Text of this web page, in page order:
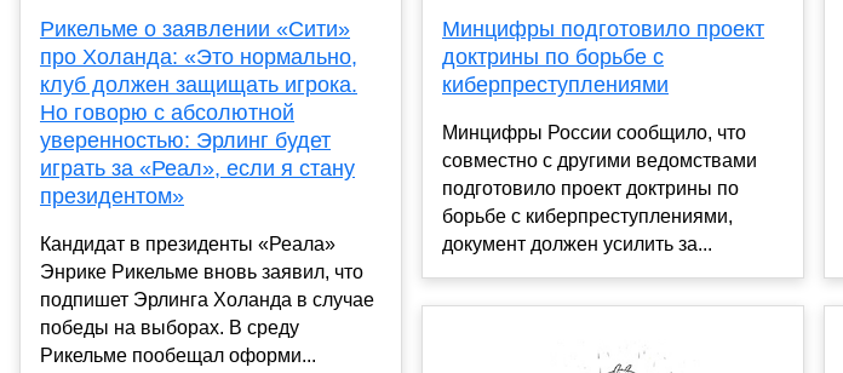
Рикельме о заявлении «Сити»
про Холанда: «Это нормально,
клуб должен защищать игрока.
Но говорю с абсолютной
уверенностью: Эрлинг будет
играть за «Реал», если я стану
президентом»
Кандидат в президенты «Реала»
Энрике Рикельме вновь заявил, что
подпишет Эрлинга Холанда в случае
победы на выборах. В среду
Рикельме пообещал оформи...
Минцифры подготовило проект
доктрины по борьбе с
киберпреступлениями
Минцифры России сообщило, что
совместно с другими ведомствами
подготовило проект доктрины по
борьбе с киберпреступлениями,
документ должен усилить за...